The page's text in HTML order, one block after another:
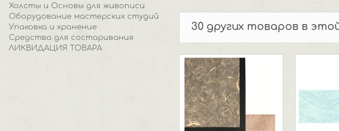
Холсты и Основы для живописи
Оборудование мастерских студий
Упаковка и хранение
Средства для состаривания
ЛИКВИДАЦИЯ ТОВАРА
30 других товаров в